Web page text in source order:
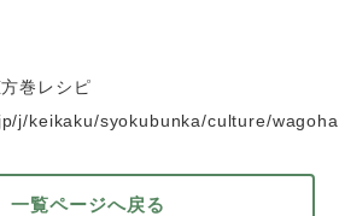
巻レシピ
j/keikaku/syokubunka/culture/
一覧ページへ戻る